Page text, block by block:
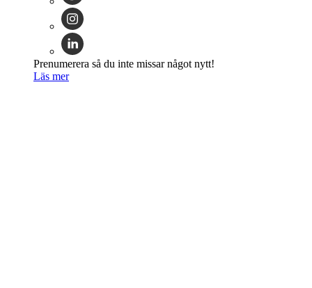
Prenumerera så du inte missar något nytt!
Läs mer